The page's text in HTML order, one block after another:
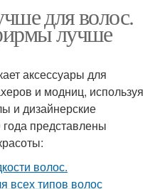
для волос.
лучше
аксессуары для
и модниц, используя
и дизайнерские
года представлены